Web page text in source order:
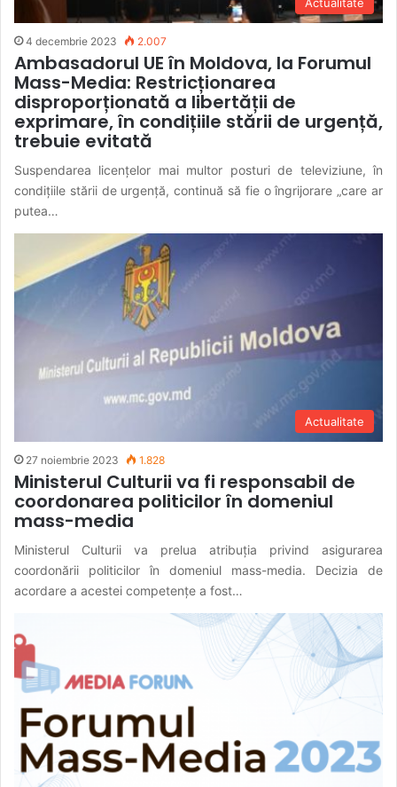
Actualitate
4 decembrie 2023 2.007
Ambasadorul UE în Moldova, la Forumul
Mass-Media: Restricționarea
disproporționată a libertății de
exprimare, în condițiile stării de urgență,
trebuie evitată
Suspendarea licențelor mai multor posturi de televiziune, în
condițiile stării de urgență, continuă să fie o îngrijorare „care ar
putea…
Actualitate
27 noiembrie 2023 1.828
Ministerul Culturii va fi responsabil de
coordonarea politicilor în domeniul
mass-media
Ministerul Culturii va prelua atribuția privind asigurarea
coordonării politicilor în domeniul mass-media. Decizia de
acordare a acestei competențe a fost…